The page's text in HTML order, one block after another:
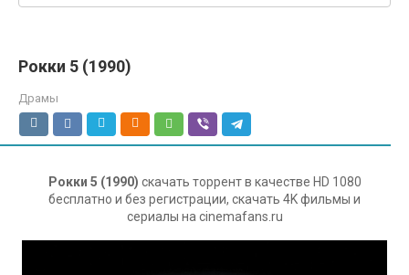
Рокки 5 (1990)
Драмы
Рокки 5 (1990) скачать торрент в качестве HD 1080
бесплатно и без регистрации, скачать 4K фильмы и
сериалы на cinemafans.ru